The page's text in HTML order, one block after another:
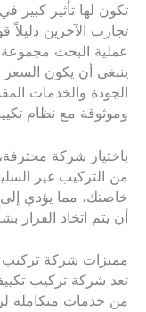
تكون لها تأثير كبير
تجارب الآخرين
عملية البحث مجموعة
ينبغي أن يكون السعر
الجودة والخدمات
وموثوقة مع نظام
باختيار شركة
من التركيب غير
خاصتك، مما يؤدي
أن يتم اتخاذ القرار
مميزات شركة تركيب
تعد شركة تركيب
من خدمات متكاملة